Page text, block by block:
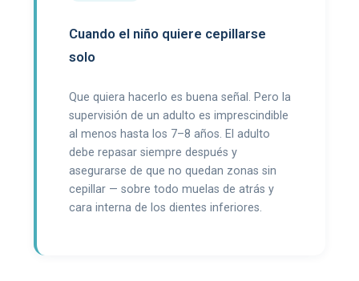
Cuando el niño quiere cepillarse
solo
Que quiera hacerlo es buena señal. Pero la
supervisión de un adulto es imprescindible
al menos hasta los 7–8 años. El adulto
debe repasar siempre después y
asegurarse de que no quedan zonas sin
cepillar — sobre todo muelas de atrás y
cara interna de los dientes inferiores.